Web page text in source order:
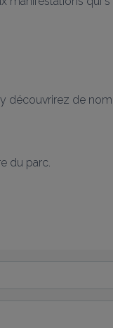
découvrirez de
du parc.